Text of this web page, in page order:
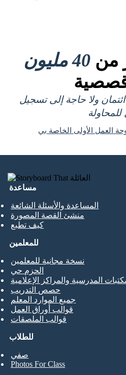
من 40 مليون
ائتمان ولا حاجة إلى تسجيل
العمل الأولى الخاصة بي
مساعدة
المساعدة والأسئلة الشائعة
منشئ القصة المصورة
كيف تطبع
للطلاب
صفي
Photos For Class
للمعلمين
نسخة مجانية للمعلمين
الحزم حي
المدرسية والمراكز الإعلامية
حصص التدريب
جميع الموارد المعلم
قوالب أوراق العمل
قوالب الملصقات